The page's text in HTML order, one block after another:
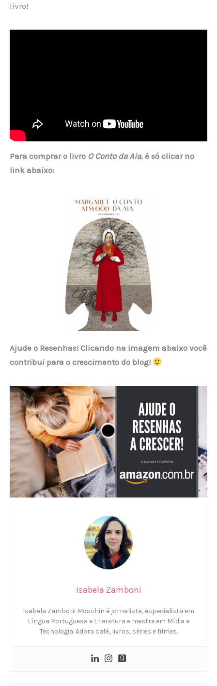
livro!
Para comprar o livro O Conto da Aia, é só clicar no
link abaixo:
Ajude o Resenhas! Clicando na imagem abaixo você
contribui para o crescimento do blog!
Isabela Zamboni
Isabela Zamboni Moschin é jornalista, especialista em
Língua Portuguesa e Literatura e mestre em Mídia e
Tecnologia. Adora café, livros, séries e filmes.